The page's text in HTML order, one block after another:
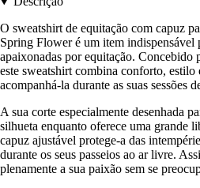
O sweatshirt de equitação com capuz
Spring Flower é um item indispensável
apaixonadas por equitação. Concebido
este sweatshirt combina conforto, estilo
acompanhá-la durante as suas sessões
A sua corte especialmente desenhada
silhueta enquanto oferece uma grande
capuz ajustável protege-a das
durante os seus passeios ao ar livre.
plenamente a sua paixão sem se